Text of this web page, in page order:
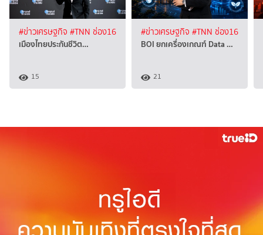
#ข่าวเศรษฐกิจ #TNN ช่อง16
เมืองไทยประกันชีวิต…
15
#ข่าวเศรษฐกิจ #TNN ช่อง16
BOI ยกเครื่องเกณฑ์ Data …
21